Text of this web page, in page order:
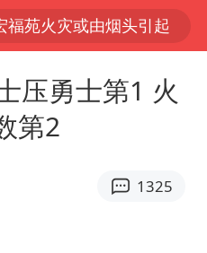
福苑火灾或由烟头引起
中国父女泰国骑摩托车坠崖1死1伤
将正面袭击贯穿浙江
温州发布告全体市民书：非必要不外出
压勇士第1 火
第2
1325